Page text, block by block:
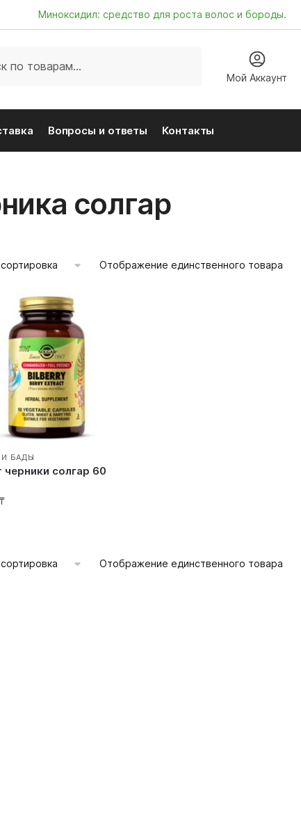
Миноксидил: средство для роста волос и бороды.
Мой Аккаунт
Вопросы и ответы Контакты
солгар
Отображение единственного товара
БАДЫ
черники солгар 60
Отображение единственного товара